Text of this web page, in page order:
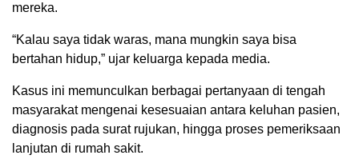
mereka.
“Kalau saya tidak waras, mana mungkin saya bisa
bertahan hidup,” ujar keluarga kepada media.
Kasus ini memunculkan berbagai pertanyaan di tengah
masyarakat mengenai kesesuaian antara keluhan pasien,
diagnosis pada surat rujukan, hingga proses pemeriksaan
lanjutan di rumah sakit.